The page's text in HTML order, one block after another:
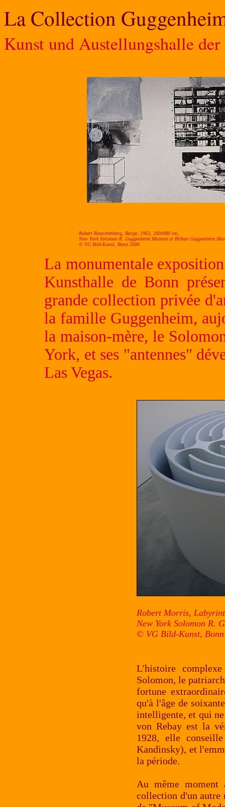
La Collection
Kunst und Austellungshalle
Robert Rauschenberg, Barge, 1963, 200x980 cm,
New York Solomon R. Guggenheim Museum et Bilbao Guggenheim
© VG Bild-Kunst, Bonn 2006
La monumentale
Kunsthalle de Bonn
grande collection privée
la famille Guggenheim,
la maison-mère, le
York, et ses "antennes"
Las Vegas.
Robert Morris,
New York Solomon R.
© VG Bild-Kunst,
L'histoire
Solomon, le
fortune
qu'à l'âge de
intelligente, et qui
von Rebay est la
1928, elle
Kandinsky), et
la période.
Au même
collection d'un autre